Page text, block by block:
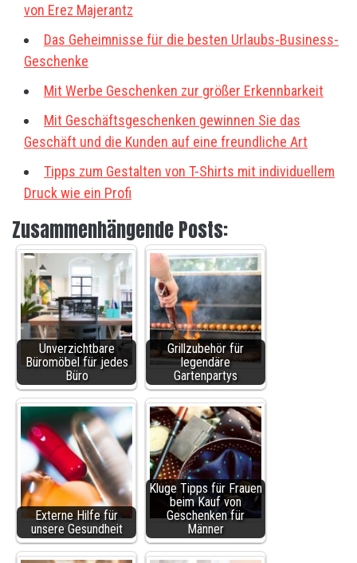
von Erez Majerantz
Das Geheimnisse für die besten Urlaubs-Business-
Geschenke
Mit Werbe Geschenken zur größer Erkennbarkeit
Mit Geschäftsgeschenken gewinnen Sie das
Geschäft und die Kunden auf eine freundliche Art
Tipps zum Gestalten von T-Shirts mit individuellem
Druck wie ein Profi
Zusammenhängende Posts:
Unverzichtbare
Büromöbel für jedes
Büro
Grillzubehör für
legendäre
Gartenpartys
Externe Hilfe für
unsere Gesundheit
Kluge Tipps für Frauen
beim Kauf von
Geschenken für
Männer